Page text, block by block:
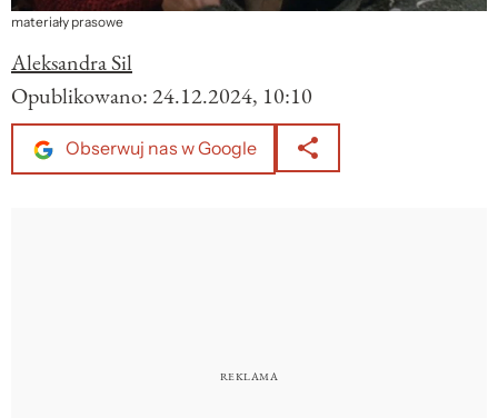
materiały prasowe
Aleksandra Sil
Opublikowano:24.12.2024, 10:10
Obserwuj nas w Google